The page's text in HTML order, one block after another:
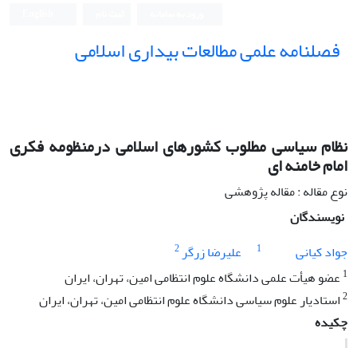
فصلنامه علمی مطالعات بیداری اسلامی
نظام سیاسی مطلوب کشورهای اسلامی درمنظومه فکری
امام خامنه ای
نوع مقاله : مقاله پژوهشی
نویسندگان
جواد کیانی
1 علیرضا زرگر2
1 عضو هیأت علمی دانشگاه علوم انتظامی امین، تهران، ایران
2استادیار علوم سیاسی دانشگاه علوم انتظامی امین، تهران، ایران
چکیده